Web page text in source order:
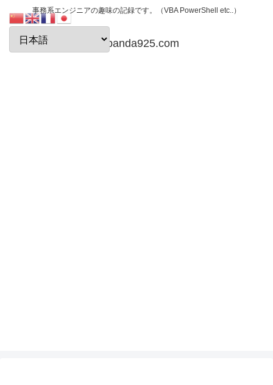
事務系エンジニアの趣味の記録です。（VBA PowerShell etc..）
papanda925.com